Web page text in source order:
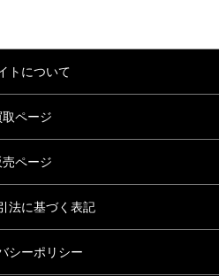
トについて
取ページ
売ページ
法に基づく表記
シーポリシー